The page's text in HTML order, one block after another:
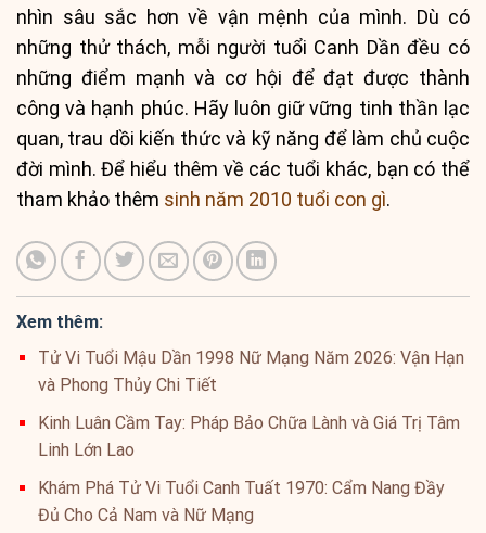
nhìn sâu sắc hơn về vận mệnh của mình. Dù có
những thử thách, mỗi người tuổi Canh Dần đều có
những điểm mạnh và cơ hội để đạt được thành
công và hạnh phúc. Hãy luôn giữ vững tinh thần lạc
quan, trau dồi kiến thức và kỹ năng để làm chủ cuộc
đời mình. Để hiểu thêm về các tuổi khác, bạn có thể
tham khảo thêm sinh năm 2010 tuổi con gì.
Xem thêm:
Tử Vi Tuổi Mậu Dần 1998 Nữ Mạng Năm 2026: Vận Hạn
và Phong Thủy Chi Tiết
Kinh Luân Cầm Tay: Pháp Bảo Chữa Lành và Giá Trị Tâm
Linh Lớn Lao
Khám Phá Tử Vi Tuổi Canh Tuất 1970: Cẩm Nang Đầy
Đủ Cho Cả Nam và Nữ Mạng